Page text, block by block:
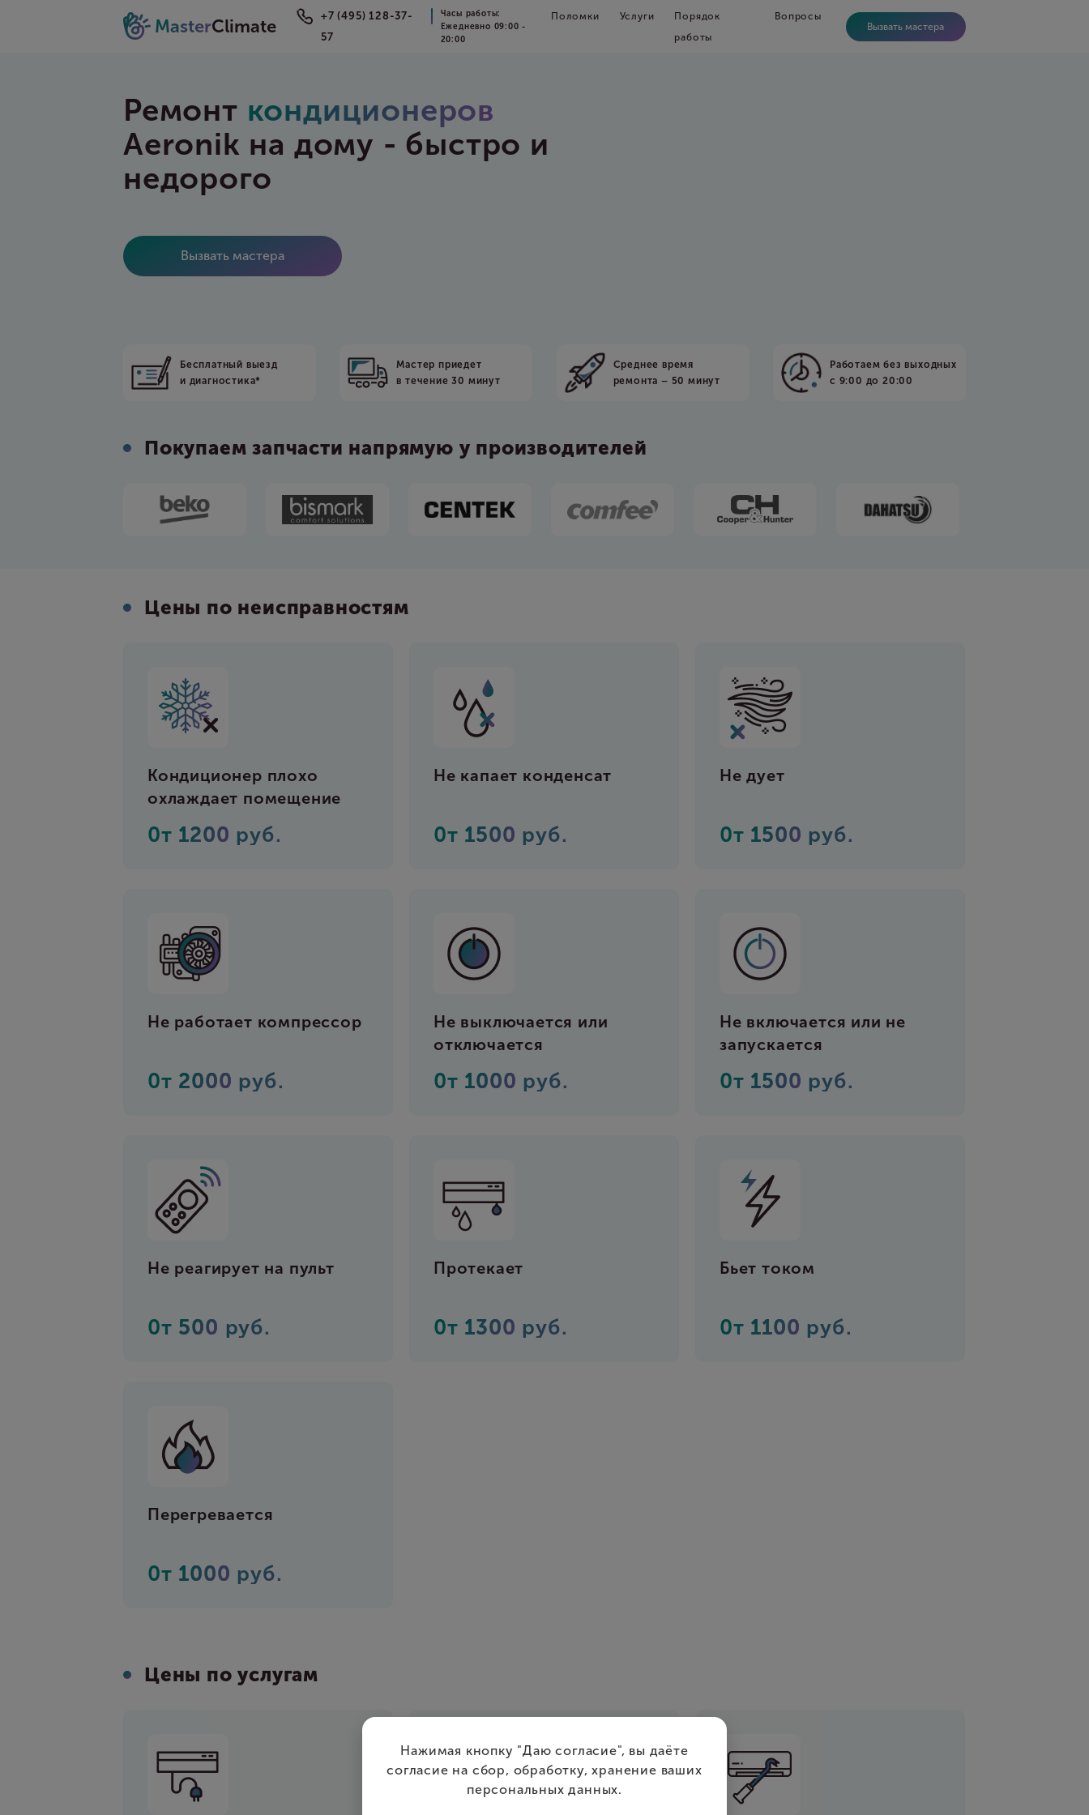
Нажимая кнопку "Даю согласие", вы даёте
согласие на сбор, обработку, хранение ваших
персональных данных.
MasterClimate
+7 (495) 128-37-
57
Часы работы:
Ежедневно 09:00 -
20:00
Поломки Услуги
Порядок
работы
Вопросы
Вызвать мастера
Ремонт кондиционеров
Aeronik на дому - быстро и
недорого
Вызвать мастера
Бесплатный выезд
и диагностика*
Мастер приедет
в течение 30 минут
Среднее время
ремонта – 50 минут
Работаем без выходных
с 9:00 до 20:00
Покупаем запчасти напрямую у производителей
Цены по неисправностям
Кондиционер плохо
охлаждает помещение
0т 1200 руб.
Не капает конденсат
0т 1500 руб.
Не дует
0т 1500 руб.
Не работает компрессор
0т 2000 руб.
Не выключается или
отключается
0т 1000 руб.
Не включается или не
запускается
0т 1500 руб.
Не реагирует на пульт
0т 500 руб.
Протекает
0т 1300 руб.
Бьет током
0т 1100 руб.
Перегревается
0т 1000 руб.
Цены по услугам